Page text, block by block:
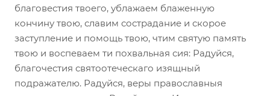
благовестия твоего, ублажаем блаженную
кончину твою, славим сострадание и скорое
заступление и помощь твою, чтим святую память
твою и воспеваем ти похвальная сия: Радуйся,
благочестия святоотеческаго изящный
подражателю. Радуйся, веры православныя